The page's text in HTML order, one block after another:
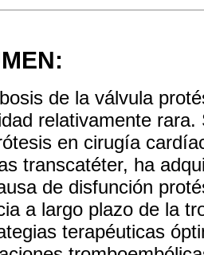
de la válvula
relativamente
en cirugía
transcatéter, ha
de disfunción
a largo plazo de la
terapéuticas